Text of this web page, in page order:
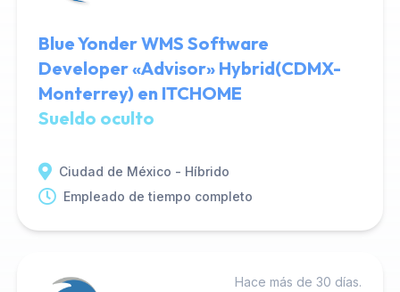
Blue Yonder WMS Software
Developer «Advisor» Hybrid(CDMX-
Monterrey) en ITCHOME
Sueldo oculto
Ciudad de México - Híbrido
Empleado de tiempo completo
Hace más de 30 días.